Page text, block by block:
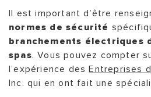
Il est important d’être
normes de sécurité
branchements électriques
spas. Vous pouvez compter
l’expérience desEntreprises
Inc. qui en ont fait une